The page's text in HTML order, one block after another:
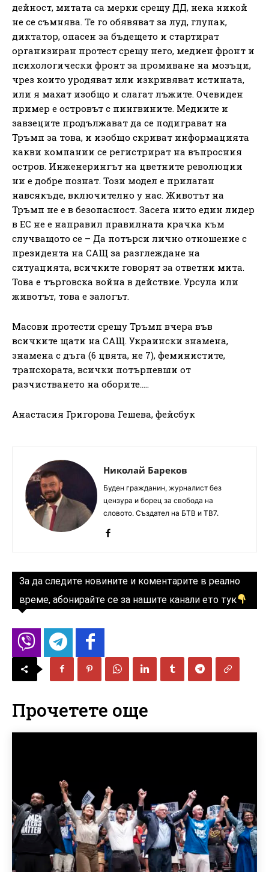
дейност, митата са мерки срещу ДД, нека никой
не се съмнява. Те го обявяват за луд, глупак,
диктатор, опасен за бъдещето и стартират
организиран протест срещу него, медиен фронт и
психологически фронт за промиване на мозъци,
чрез които уродяват или изкривяват истината,
или я махат изобщо и слагат лъжите. Очевиден
пример е островът с пингвините. Медиите и
завзеците продължават да се подиграват на
Тръмп за това, и изобщо скриват информацията
какви компании се регистрират на въпросния
остров. Инженерингът на цветните революции
ни е добре познат. Този модел е прилаган
навсякъде, включително у нас. Животът на
Тръмп не е в безопасност. Засега нито един лидер
в ЕС не е направил правилната крачка към
случващото се – Да потърси лично отношение с
президента на САЩ за разглеждане на
ситуацията, всичките говорят за ответни мита.
Това е търговска война в действие. Урсула или
животът, това е залогът.
Масови протести срещу Тръмп вчера във
всичките щати на САЩ. Украински знамена,
знамена с дъга (6 цвята, не 7), феминистите,
трансхората, всички потърпевши от
разчистването на оборите…..
Анастасия Григорова Гешева, фейсбук
Николай Бареков
Буден гражданин, журналист без
цензура и борец за свобода на
словото. Създател на БТВ и ТВ7.
За да следите новините и коментарите в реално
време, абонирайте се за нашите канали ето тук
Прочетете още